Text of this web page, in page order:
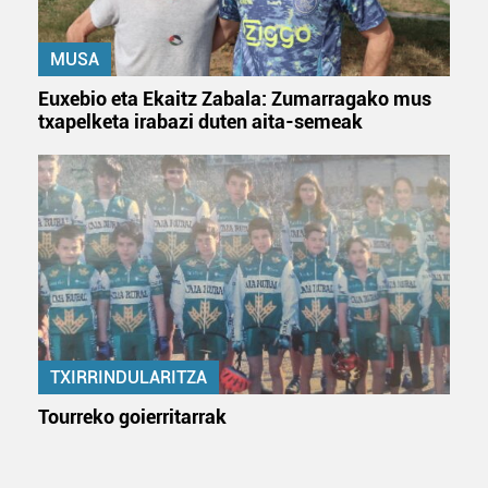
erabiltzeko baimen esplizitua ematen diguzu.Gehiago
irakurri
MUSA
Euxebio eta Ekaitz Zabala: Zumarragako mus
txapelketa irabazi duten aita-semeak
TXIRRINDULARITZA
Tourreko goierritarrak